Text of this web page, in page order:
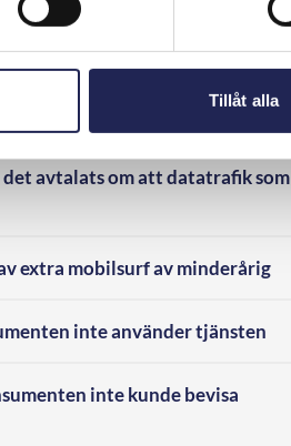
Tillåt alla
uppkoppling mot satellit
till utlandet inte besvarats
avtalats om att datatrafik som
extra mobilsurf av minderårig
inte använder tjänsten
inte kunde bevisa